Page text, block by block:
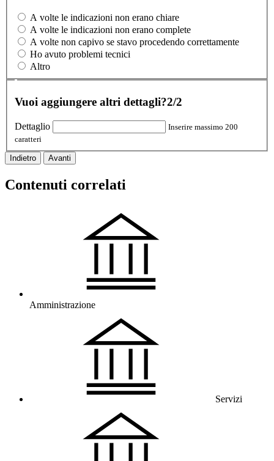
A volte le indicazioni non erano chiare
A volte le indicazioni non erano complete
A volte non capivo se stavo procedendo correttamente
Ho avuto problemi tecnici
Altro
Vuoi aggiungere altri dettagli?2/2
Dettaglio
Inserire massimo 200
caratteri
Indietro Avanti
Contenuti correlati
Amministrazione
Servizi